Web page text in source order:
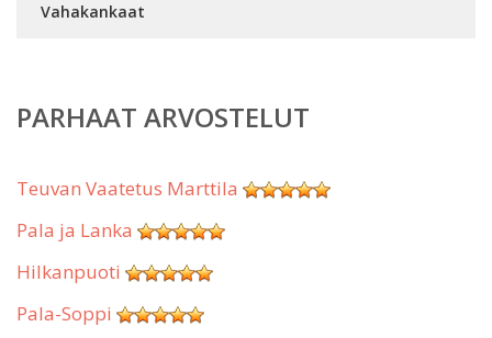
Vahakankaat
PARHAAT ARVOSTELUT
Teuvan Vaatetus Marttila
Pala ja Lanka
Hilkanpuoti
Pala-Soppi